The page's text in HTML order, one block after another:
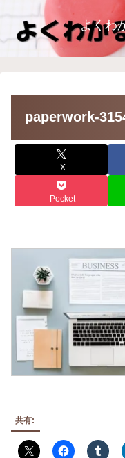
よくわ
paperwork-
X
Pocket
共有: